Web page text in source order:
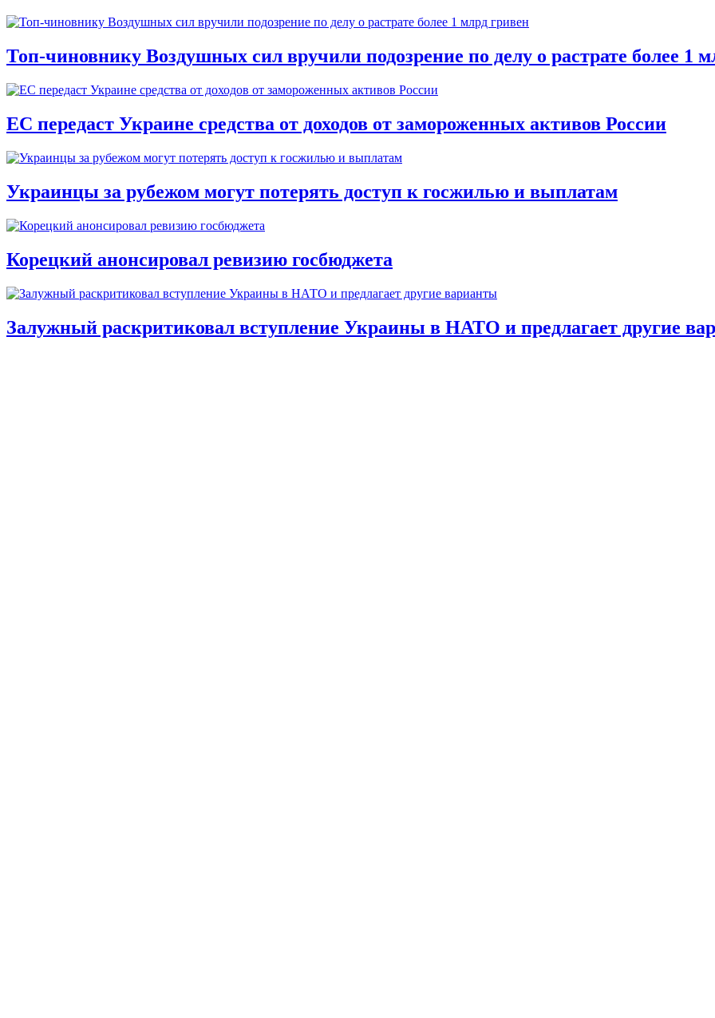
Топ-чиновнику Воздушных сил вручили подозрение по делу о растрате более 1
ЕС передаст Украине средства от доходов от замороженных активов России
Украинцы за рубежом могут потерять доступ к госжилью и выплатам
Корецкий анонсировал ревизию госбюджета
Залужный раскритиковал вступление Украины в НАТО и предлагает другие